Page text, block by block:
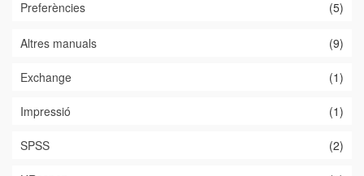
Preferències (5)
Altres manuals (9)
Exchange (1)
Impressió (1)
SPSS (2)